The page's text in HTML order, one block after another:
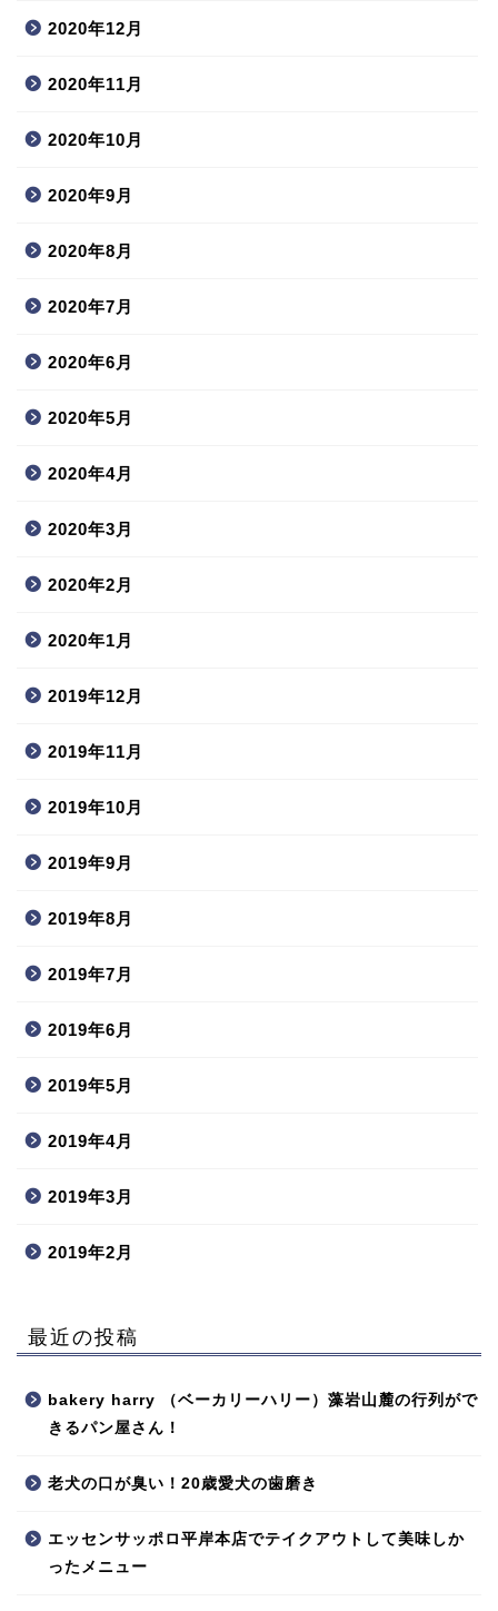
2020年12月
2020年11月
2020年10月
2020年9月
2020年8月
2020年7月
2020年6月
2020年5月
2020年4月
2020年3月
2020年2月
2020年1月
2019年12月
2019年11月
2019年10月
2019年9月
2019年8月
2019年7月
2019年6月
2019年5月
2019年4月
2019年3月
2019年2月
最近の投稿
bakery harry （ベーカリーハリー）藻岩山麓の行列がで
きるパン屋さん！
老犬の口が臭い！20歳愛犬の歯磨き
エッセンサッポロ平岸本店でテイクアウトして美味しか
ったメニュー